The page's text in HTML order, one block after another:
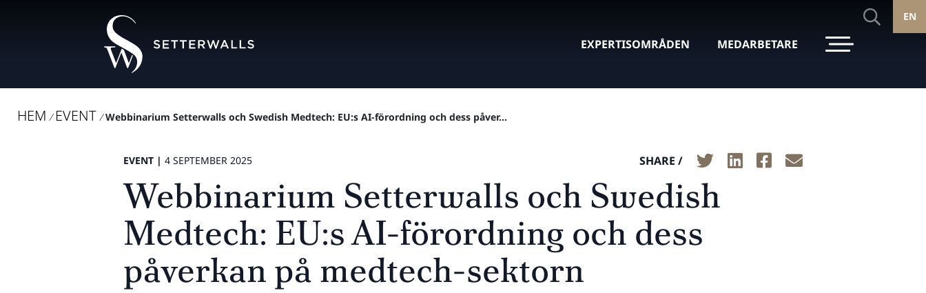
EXPERTISOMRÅDEN MEDARBETARE
EN
HEM / EVENT / Webbinarium Setterwalls och Swedish Medtech: EU:s AI-förordning och dess påver...
EVENT | 4 SEPTEMBER 2025 SHARE /
Webbinarium Setterwalls och Swedish
Medtech: EU:s AI-förordning och dess
påverkan på medtech-sektorn